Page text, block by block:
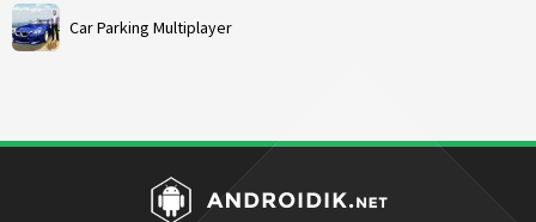
Car Parking Multiplayer